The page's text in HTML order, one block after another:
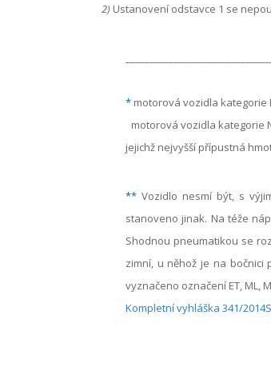
2) Ustanovení odstavce 1 se
* motorová vozidla kategorie
motorová vozidla kategorie
jejichž nejvyšší přípustná
** Vozidlo nesmí být, s
stanoveno jinak. Na téže
Shodnou pneumatikou se
zimní, u něhož je na bočnici
vyznačeno označení ET, ML,
Kompletní vyhláška 341/